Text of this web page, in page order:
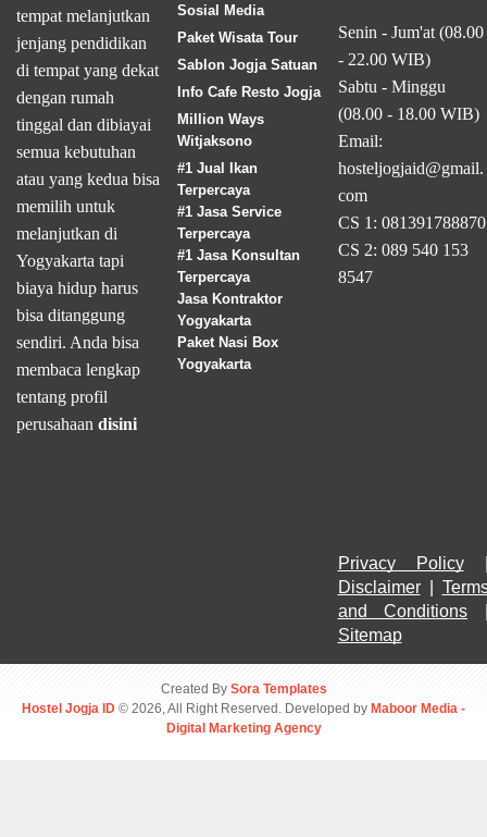
tempat melanjutkan
jenjang pendidikan
di tempat yang dekat
dengan rumah
tinggal dan dibiayai
semua kebutuhan
atau yang kedua bisa
memilih untuk
melanjutkan di
Yogyakarta tapi
biaya hidup harus
bisa ditanggung
sendiri. Anda bisa
membaca lengkap
tentang profil
perusahaan disini
Sosial Media
Paket Wisata Tour
Sablon Jogja Satuan
Info Cafe Resto Jogja
Million Ways
Witjaksono
#1 Jual Ikan
Terpercaya
#1 Jasa Service
Terpercaya
#1 Jasa Konsultan
Terpercaya
Jasa Kontraktor
Yogyakarta
Paket Nasi Box
Yogyakarta
Senin - Jum'at (08.00
- 22.00 WIB)
Sabtu - Minggu
(08.00 - 18.00 WIB)
Email:
hosteljogjaid@gmail.
com
CS 1: 081391788870
CS 2: 089 540 153
8547
Privacy Policy
Disclaimer |
and Conditions
Sitemap
Created By Sora Templates
Hostel Jogja ID © 2026, All Right Reserved. Developed by Maboor Media -
Digital Marketing Agency